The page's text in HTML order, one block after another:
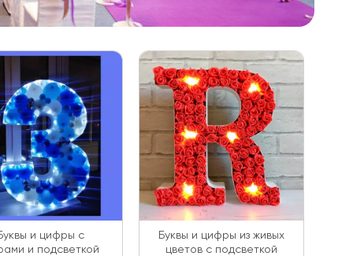
и цифры с
и подсветкой
Буквы и цифры из живых
цветов с подсветкой